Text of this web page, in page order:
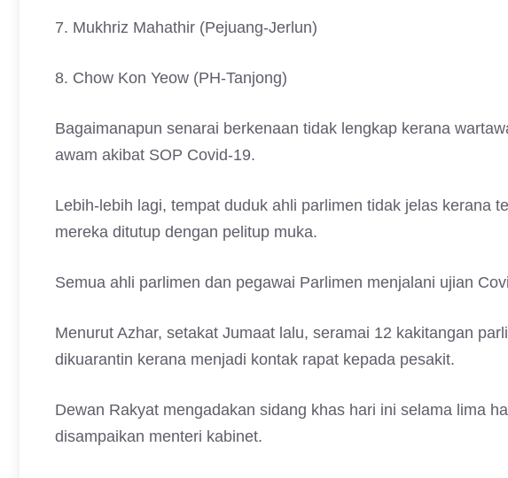
7. Mukhriz Mahathir (Pejuang-Jerlun)
8. Chow Kon Yeow (PH-Tanjong)
Bagaimanapun senarai berkenaan tidak lengkap kerana
awam akibat SOP Covid-19.
Lebih-lebih lagi, tempat duduk ahli parlimen tidak jelas kerana
mereka ditutup dengan pelitup muka.
Semua ahli parlimen dan pegawai Parlimen menjalani ujian
Menurut Azhar, setakat Jumaat lalu, seramai 12 kakitangan
dikuarantin kerana menjadi kontak rapat kepada pesakit.
Dewan Rakyat mengadakan sidang khas hari ini selama lima
disampaikan menteri kabinet.